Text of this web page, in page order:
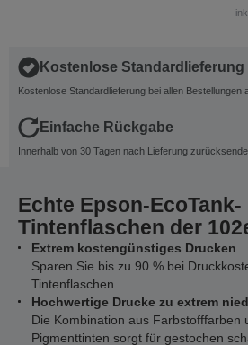
Kostenlose Standardlieferung
Kostenlose Standardlieferung bei allen Bestellungen
Einfache Rückgabe
Innerhalb von 30 Tagen nach Lieferung
Echte Epson-EcoTank-
Tintenflaschen der
Extrem kostengünstiges Drucken
Sparen Sie bis zu 90 % bei
Tintenflaschen
Hochwertige Drucke zu extrem
Die Kombination aus Farbstofffarben
Pigmenttinten sorgt für gestochen